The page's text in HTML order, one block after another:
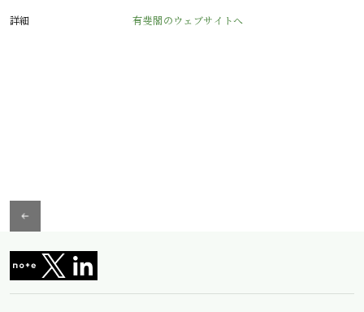
詳細 有斐閣のウェブサイトへ